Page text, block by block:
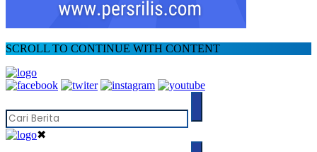
SCROLL TO CONTINUE WITH CONTENT
✖